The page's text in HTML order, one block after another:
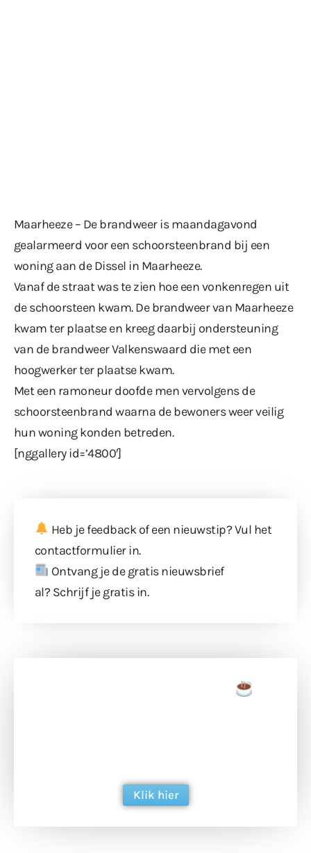
Maarheeze – De brandweer is maandagavond
gealarmeerd voor een schoorsteenbrand bij een
woning aan de Dissel in Maarheeze.
Vanaf de straat was te zien hoe een vonkenregen uit
de schoorsteen kwam. De brandweer van Maarheeze
kwam ter plaatse en kreeg daarbij ondersteuning
van de brandweer Valkenswaard die met een
hoogwerker ter plaatse kwam.
Met een ramoneur doofde men vervolgens de
schoorsteenbrand waarna de bewoners weer veilig
hun woning konden betreden.
[nggallery id=’4800′]
Heb je feedback of een nieuwstip? Vul het
contactformulierin.
Ontvang je de gratis nieuwsbrief
al? Schrijf je gratis in.
Klik hier